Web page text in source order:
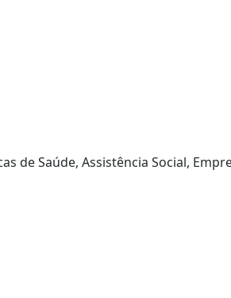
de Saúde, Assistência Social,